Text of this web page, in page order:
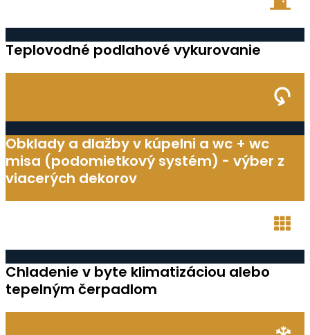
Teplovodné podlahové vykurovanie
Obklady a dlažby v kúpelni a wc + wc
misa (podomietkový systém) - výber z
viacerých dekorov
Chladenie v byte klimatizáciou alebo
tepelným čerpadlom